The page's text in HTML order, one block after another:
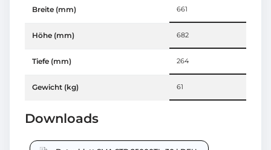
Breite (mm) 661
Höhe (mm) 682
Tiefe (mm) 264
Gewicht (kg) 61
Downloads